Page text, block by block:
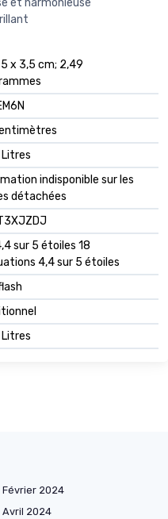
x 3,5 cm; 2,49
indisponible sur les
détachées
sur 5 étoiles 18
4,4 sur 5 étoiles
Février 2024
Avril 2024